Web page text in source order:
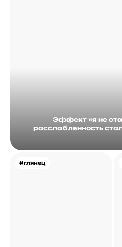
Эффект «я не
расслабленность
#глянец